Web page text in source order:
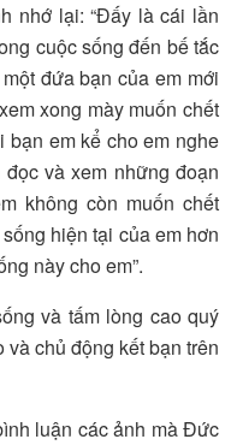
nhớ lại: “Đấy là cái lần
cuộc sống đến bế tắc
đứa bạn của em mới
xong mày muốn chết
bạn em kể cho em nghe
và xem những đoạn
không còn muốn chết
hiện tại của em hơn
này cho em”.
và tấm lòng cao quý
chủ động kết bạn trên
luận các ảnh mà Đức